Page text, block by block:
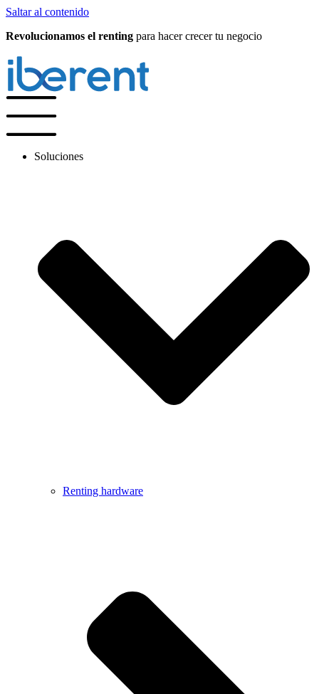
Saltar al contenido
Revolucionamos el renting para hacer crecer tu negocio
Soluciones
Renting hardware